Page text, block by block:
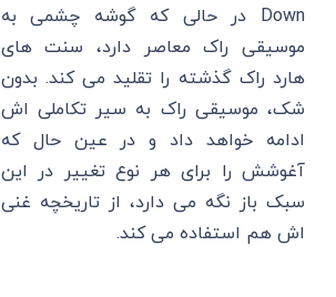
Down در حالی که گوشه چشمی به
موسیقی راک معاصر دارد، سنت های
هارد راک گذشته را تقلید می کند. بدون
شک، موسیقی راک به سیر تکاملی اش
ادامه خواهد داد و در عین حال که
آغوشش را برای هر نوع تغییر در این
سبک باز نگه می دارد، از تاریخچه غنی
اش هم استفاده می کند.